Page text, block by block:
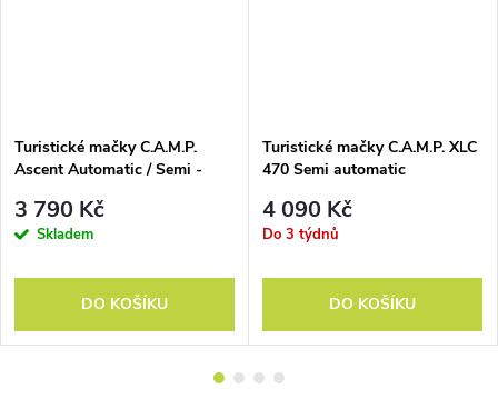
Turistické mačky C.A.M.P.
Ascent Automatic / Semi -
3 790 Kč
Skladem
DO KOŠÍKU
Turistické mačky C.A.M.P. XLC
470 Semi automatic
4 090 Kč
Do 3 týdnů
DO KOŠÍKU